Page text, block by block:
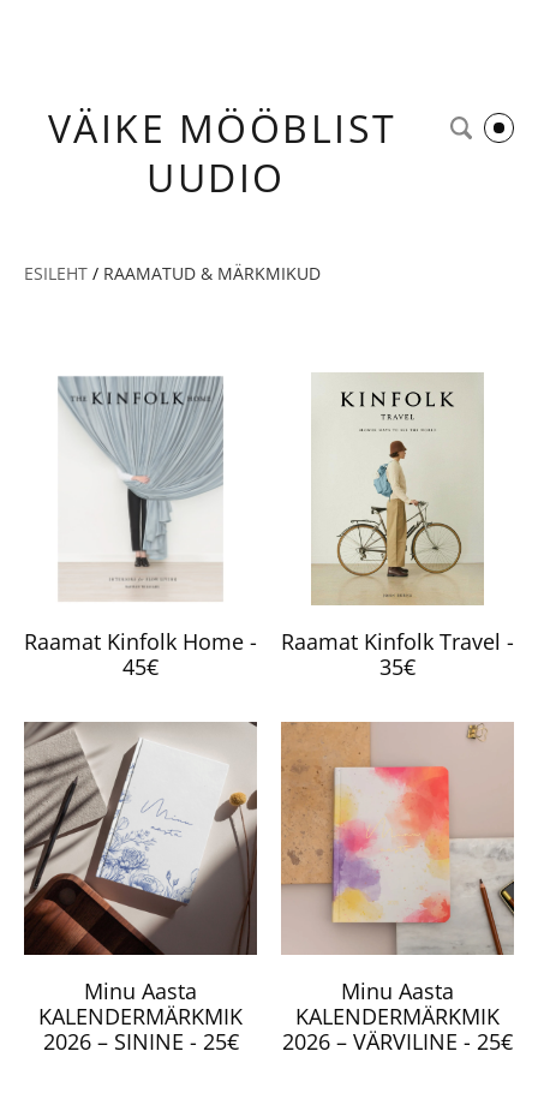
VÄIKE MÖÖBLIST
UUDIO
ESILEHT / RAAMATUD & MÄRKMIKUD
Raamat Kinfolk Home -
45€
Raamat Kinfolk Travel -
35€
Minu Aasta
KALENDERMÄRKMIK
2026 – SININE - 25€
Minu Aasta
KALENDERMÄRKMIK
2026 – VÄRVILINE - 25€